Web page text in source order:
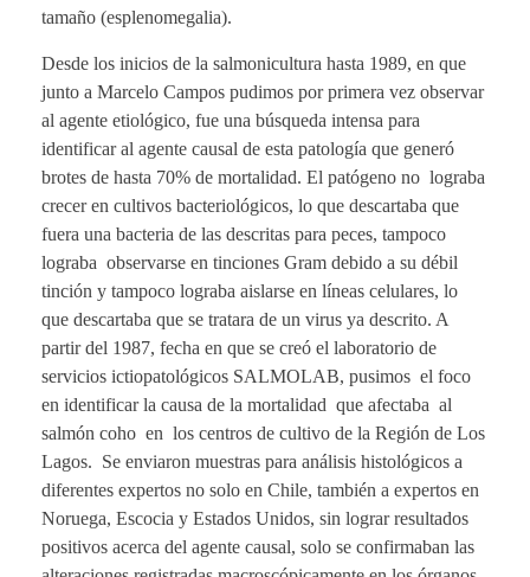
tamaño (esplenomegalia).
Desde los inicios de la salmonicultura hasta 1989, en que
junto a Marcelo Campos pudimos por primera vez observar
al agente etiológico, fue una búsqueda intensa para
identificar al agente causal de esta patología que generó
brotes de hasta 70% de mortalidad. El patógeno no lograba
crecer en cultivos bacteriológicos, lo que descartaba que
fuera una bacteria de las descritas para peces, tampoco
lograba observarse en tinciones Gram debido a su débil
tinción y tampoco lograba aislarse en líneas celulares, lo
que descartaba que se tratara de un virus ya descrito. A
partir del 1987, fecha en que se creó el laboratorio de
servicios ictiopatológicos SALMOLAB, pusimos el foco
en identificar la causa de la mortalidad que afectaba al
salmón coho en los centros de cultivo de la Región de Los
Lagos. Se enviaron muestras para análisis histológicos a
diferentes expertos no solo en Chile, también a expertos en
Noruega, Escocia y Estados Unidos, sin lograr resultados
positivos acerca del agente causal, solo se confirmaban las